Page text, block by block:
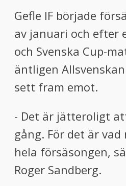
Gefle IF började
av januari och efter
och Svenska Cup-
äntligen
sett fram emot.
- Det är jätteroligt
gång. För det är
hela försäsongen,
Roger Sandberg.